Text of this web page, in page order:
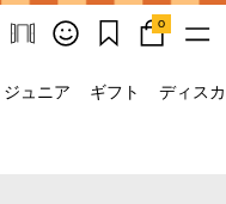
0
ジュニア ギフト ディス